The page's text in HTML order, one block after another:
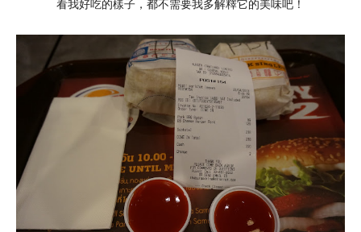
看我好吃的樣子，都不需要我多解釋它的美味吧！